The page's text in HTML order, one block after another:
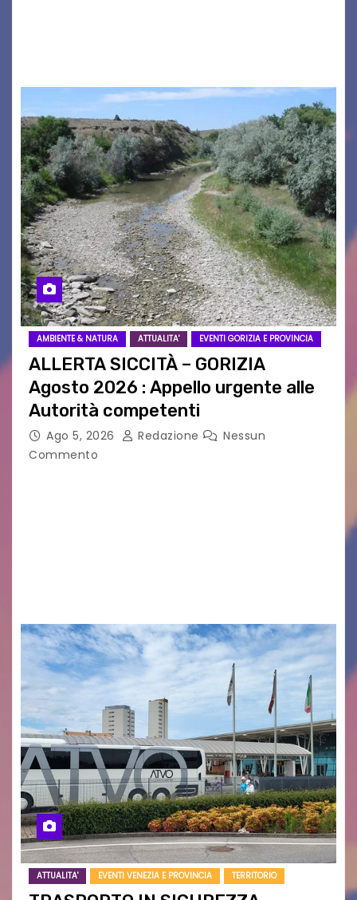
AMBIENTE & NATURA ATTUALITA' EVENTI GORIZIA E PROVINCIA
ALLERTA SICCITÀ – GORIZIA
Agosto 2026 : Appello urgente alle
Autorità competenti
Ago 5, 2026 Redazione
Nessun
Commento
ATTUALITA' EVENTI VENEZIA E PROVINCIA TERRITORIO